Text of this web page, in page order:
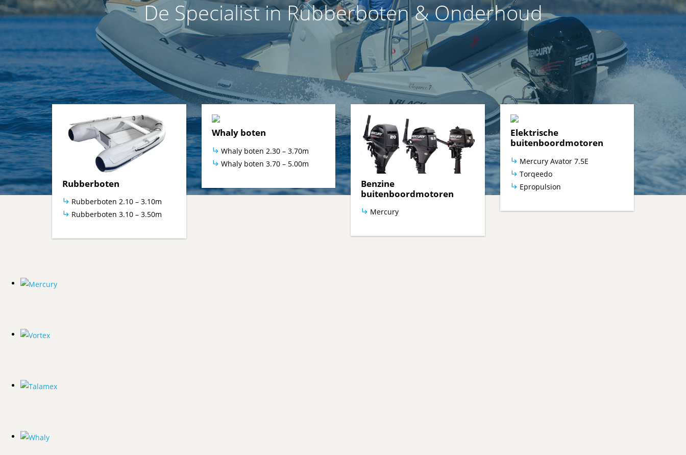
De Specialist in Rubberboten & Onderhoud
Rubberboten
Rubberboten 2.10 – 3.10m
Rubberboten 3.10 – 3.50m
Whaly boten
Whaly boten 2.30 – 3.70m
Whaly boten 3.70 – 5.00m
Benzine
buitenboordmotoren
Mercury
Elektrische
buitenboordmotoren
Mercury Avator 7.5E
Torqeedo
Epropulsion